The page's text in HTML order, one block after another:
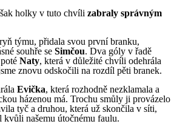
holky v tuto chvílizabraly správným
týmu, přidala svou první branku,
souhře seSimčou. Dva góly v řadě
potéNaty, která v důležité chvíli odehrála
znovu odskočili na rozdíl pěti branek.
Evička, která rozhodně nezklamala a
házenou má. Trochu smůly ji provázelo
tyč a druhou, která už skončila v síti,
našemu útočnému faulu.